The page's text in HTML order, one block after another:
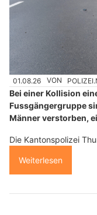
01.08.26 VON
Bei einer Kollision
Fussgängergruppe
Männer verstorben,
Die Kantonspolizei
Weiterlesen